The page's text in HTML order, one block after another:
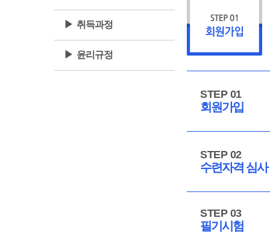
▶ 취득과정
▶ 윤리규정
STEP 01
회원가입
STEP 02
수련자격 심사
STEP 03
필기시험